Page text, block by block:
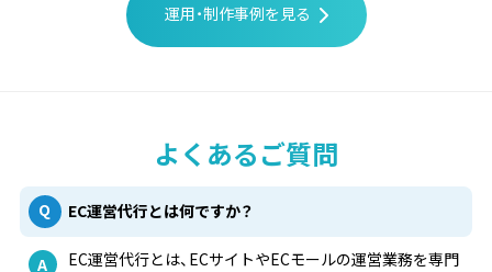
運用・制作事例を見る
よくあるご質問
EC運営代行とは何ですか？
EC運営代行とは、ECサイトやECモールの運営業務を専門